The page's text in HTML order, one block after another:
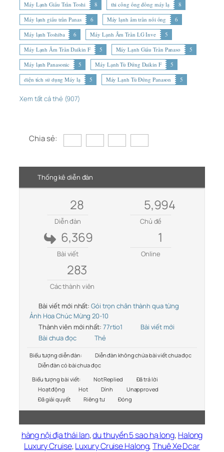
Máy Lạnh Giấu Trần Toshi
8 thi công ống đồng máy lạ
8
Máy lạnh giấu trần Panas
6 Máy lạnh âm trần nối ống
6
Máy lạnh Toshiba
6 Máy Lạnh Âm Trần LG Inve
5
Máy Lạnh Âm Trần Daikin F
5 Máy Lạnh Giấu Trần Panaso
5
Máy lạnh Panasonic
5 Máy Lạnh Tủ Đứng Daikin F
5
diện tích sử dụng Máy lạ
5 Máy Lạnh Tủ Đứng Panason 5
Xem tất cả thẻ (907)
Chia sẻ:
Thống kê diễn đàn
28
Diễn đàn
5,994
Chủ đề
6,369
Bài viết
1
Online
283
Các thành viên
Bài viết mới nhất: Gói trọn chân thành qua từng
Ảnh Hoa Chúc Mừng 20-10
Thành viên mới nhất: 77rtio1
Bài viết mới
Bài chưa đọc
Thẻ
Biểu tượng diễn đàn:
Diễn đàn không chứa bài viết chưa đọc
Diễn đàn có bài chưa đọc
Biểu tượng bài viết:
Not Replied
Đã trả lời
Hoạt động
Hot Dính
Unapproved
Đã giải quyết
Riêng tư Đóng
hàng nội địa thái lan,du thuyền 5 sao hạ long, Halong
Luxury Cruise,Luxury Cruise Halong,Thuê Xe Dcar